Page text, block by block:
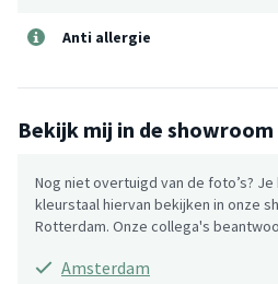
Anti allergie
Bekijk mij in de showroom
Nog niet overtuigd van de foto’s?
kleurstaal hiervan bekijken in onze
Rotterdam. Onze collega's
Amsterdam